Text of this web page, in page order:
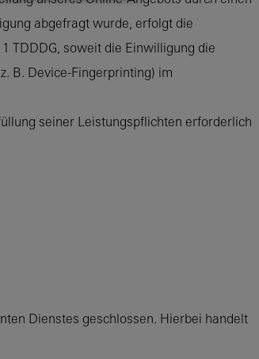
abgefragt wurde, erfolgt die
TDDDG, soweit die Einwilligung die
B. Device-Fingerprinting) im
seiner Leistungspflichten erforderlich
Dienstes geschlossen. Hierbei handelt